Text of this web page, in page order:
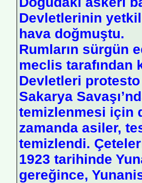
Devletlerinin
hava doğmuştu.
Rumların sürgün
meclis tarafından
Devletleri
Sakarya
temizlenmesi için
zamanda asiler,
temizlendi.
1923 tarihinde
gereğince,